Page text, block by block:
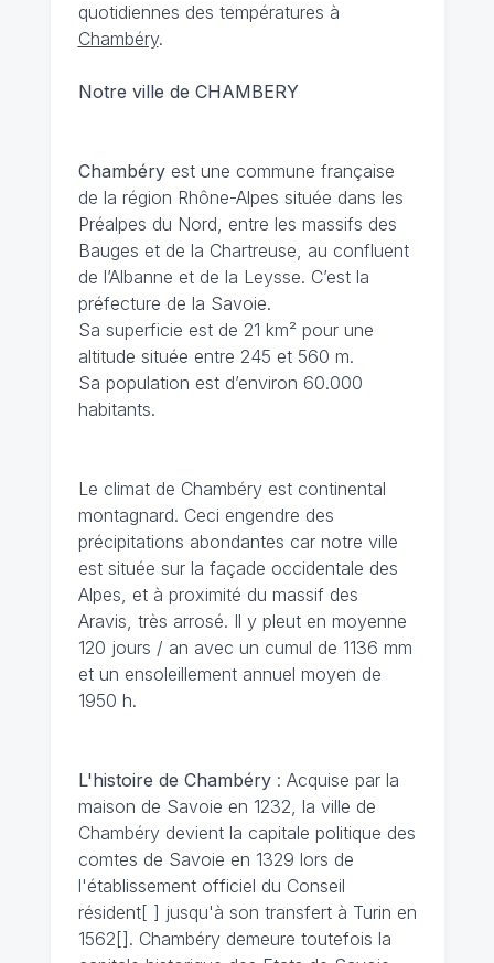
quotidiennes des températures à
Chambéry.
Notre ville de CHAMBERY
Chambéryest une commune française
de la région Rhône-Alpes située dans les
Préalpes du Nord, entre les massifs des
Bauges et de la Chartreuse, au confluent
de l’Albanne et de la Leysse. C’est la
préfecture de la Savoie.
Sa superficie est de 21 km² pour une
altitude située entre 245 et 560 m.
Sa population est d’environ 60.000
habitants.
Le climat de Chambéryest continental
montagnard. Ceci engendre des
précipitations abondantes car notre ville
est située sur la façade occidentale des
Alpes, et à proximité du massif des
Aravis, très arrosé. Il y pleut en moyenne
120 jours / an avec un cumul de 1136 mm
et un ensoleillement annuel moyen de
1950 h.
L'histoire de Chambéry: Acquise par la
maison de Savoie en 1232, la ville de
Chambéry devient la capitale politique des
comtes de Savoie en 1329 lors de
l'établissement officiel du Conseil
résident[ ] jusqu'à son transfert à Turin en
1562[]. Chambéry demeure toutefois la